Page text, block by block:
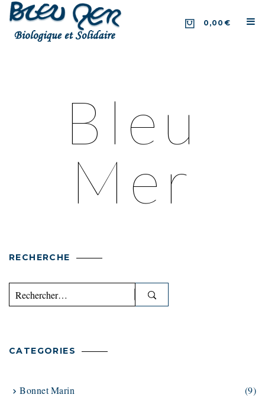
0,00€
Bleu
Mer
RECHERCHE
Rechercher :
CATEGORIES
Bonnet Marin (9)